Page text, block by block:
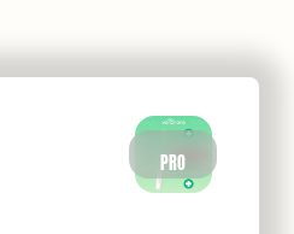
PRO